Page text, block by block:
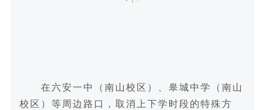
在六安一中（南山校区）、皋城中学（南山
校区）等周边路口，取消上下学时段的特殊方